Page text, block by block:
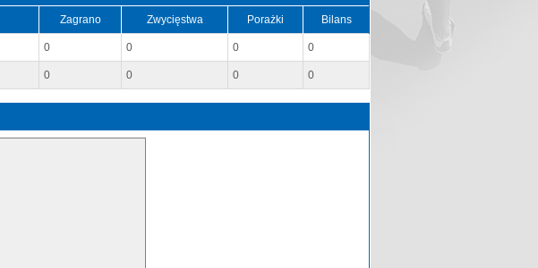
Zagrano Zwycięstwa Porażki Bilans
0 0 0 0
0 0 0 0